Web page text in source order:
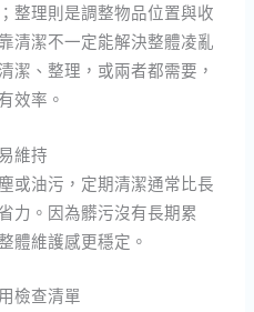
整理則是調整物品位置與收
清潔不一定能解決整體凌亂
潔、整理，或兩者都需要，
效率。
維持
或油污，定期清潔通常比長
力。因為髒污沒有長期累
體維護感更穩定。
檢查清單